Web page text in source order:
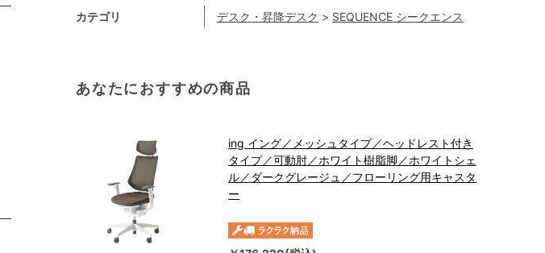
カテゴリ
デスク・昇降デスク > SEQUENCE シークエンス
あなたにおすすめの商品
ing イング／メッシュタイプ／ヘッドレスト付き
タイプ／可動肘／ホワイト樹脂脚／ホワイトシェ
ル／ダークグレージュ／フローリング用キャスタ
ー